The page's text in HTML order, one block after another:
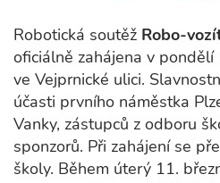
Robotická soutěž Robo-
oficiálně zahájena v
ve Vejprnické ulici.
účasti prvního náměstka
Vanky, zástupců z odboru
sponzorů. Při zahájení se
školy. Během úterý 11.